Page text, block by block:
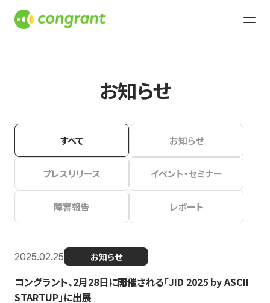
お知らせ
すべて お知らせ
プレスリリース イベント・セミナー
障害報告 レポート
2025.02.25 お知らせ
コングラント、2月28日に開催される「JID 2025 by ASCII
STARTUP」に出展